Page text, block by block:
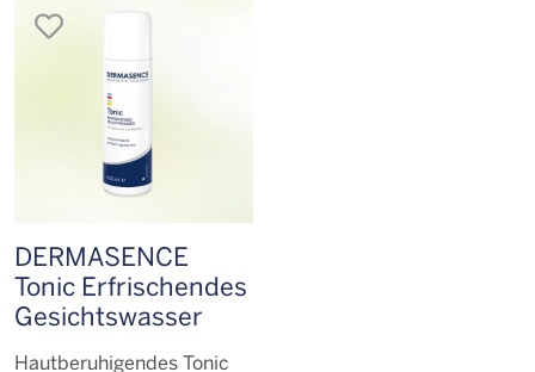
merken
DERMASENCE
Tonic Erfrischendes
Gesichts­wasser
Hautberuhigendes Tonic